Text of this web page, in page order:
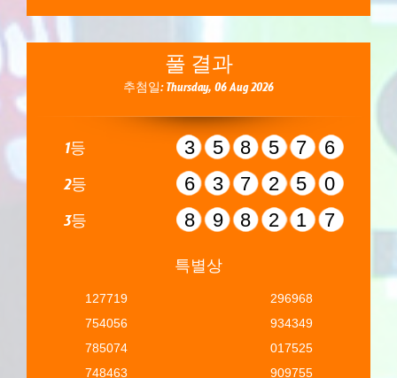
풀 결과
추첨일: Thursday, 06 Aug 2026
1등 358576
2등 637250
3등 898217
특별상
127719
754056
785074
748463
296968
934349
017525
909755